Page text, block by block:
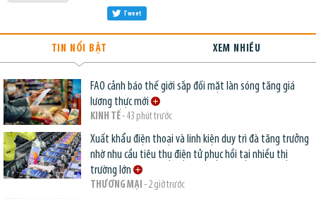
Tweet
TIN NỔI BẬT XEM NHIỀU
FAO cảnh báo thế giới sắp đối mặt làn sóng tăng giá
lương thực mới
KINH TẾ- 43 phút trước
Xuất khẩu điện thoại và linh kiện duy trì đà tăng trưởng
nhờ nhu cầu tiêu thụ điện tử phục hồi tại nhiều thị
trường lớn
THƯƠNG MẠI - 2 giờ trước